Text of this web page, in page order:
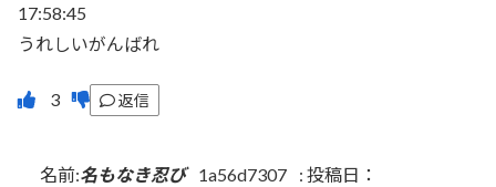
17:58:45
うれしいがんばれ
返信
名前:名もなき忍び 1a56d7307 : 投稿日：